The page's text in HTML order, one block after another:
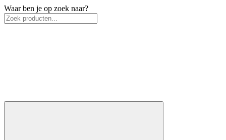
Waar ben je op zoek naar?